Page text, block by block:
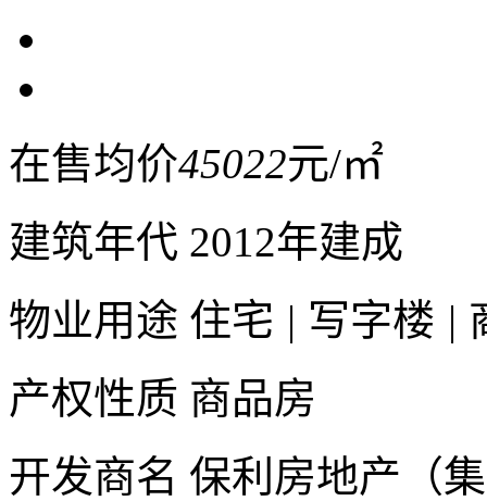
在售均价45022元/㎡
建筑年代 2012年建成
物业用途 住宅 | 写字楼 |
产权性质 商品房
开发商名 保利房地产（